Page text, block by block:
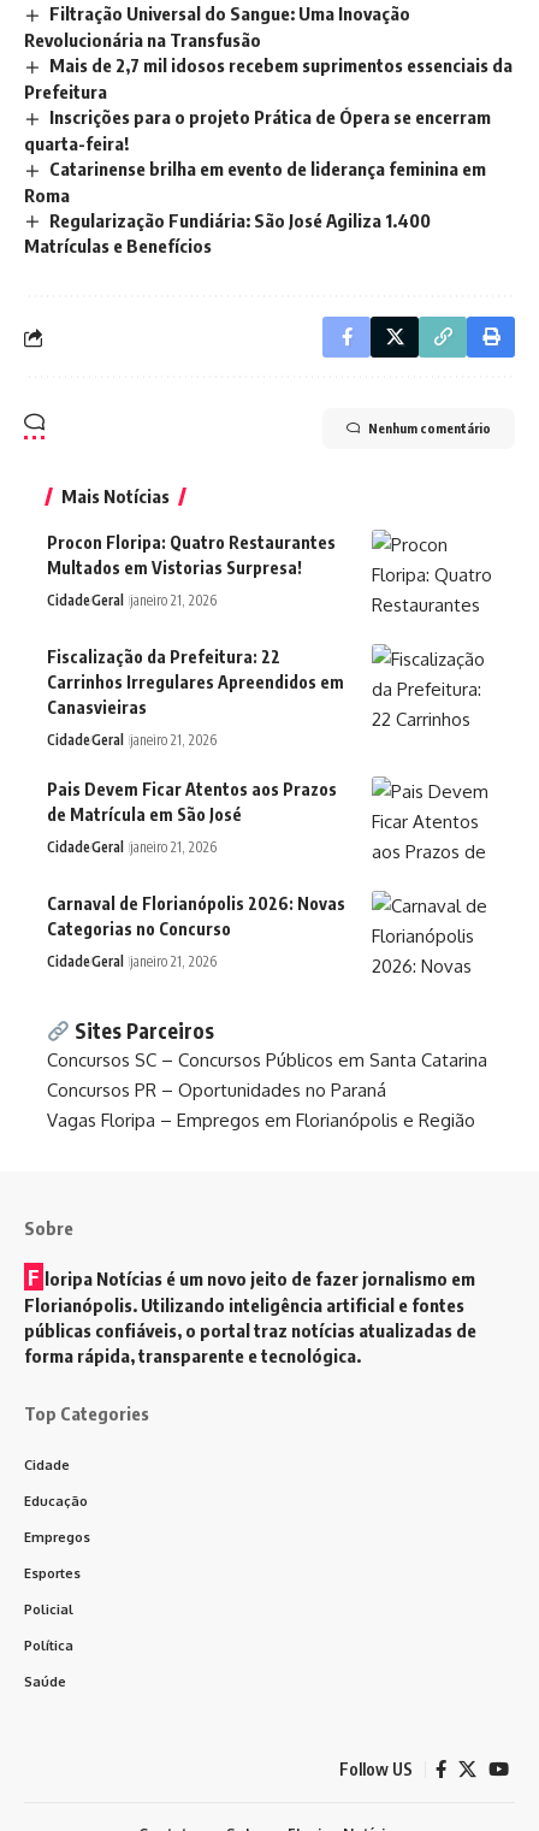
Filtração Universal do Sangue: Uma Inovação
Revolucionária na Transfusão
Mais de 2,7 mil idosos recebem suprimentos essenciais da
Prefeitura
Inscrições para o projeto Prática de Ópera se encerram
quarta-feira!
Catarinense brilha em evento de liderança feminina em
Roma
Regularização Fundiária: São José Agiliza 1.400
Matrículas e Benefícios
Nenhum comentário
Mais Notícias
Procon Floripa: Quatro Restaurantes
Multados em Vistorias Surpresa!
CidadeGeral janeiro 21, 2026
Fiscalização da Prefeitura: 22
Carrinhos Irregulares Apreendidos em
Canasvieiras
CidadeGeral janeiro 21, 2026
Pais Devem Ficar Atentos aos Prazos
de Matrícula em São José
CidadeGeral janeiro 21, 2026
Carnaval de Florianópolis 2026: Novas
Categorias no Concurso
CidadeGeral janeiro 21, 2026
Sites Parceiros
Concursos SC – Concursos Públicos em Santa Catarina
Concursos PR – Oportunidades no Paraná
Vagas Floripa – Empregos em Florianópolis e Região
Sobre
F loripa Notícias é um novo jeito de fazer jornalismo em
Florianópolis. Utilizando inteligência artificial e fontes
públicas confiáveis, o portal traz notícias atualizadas de
forma rápida, transparente e tecnológica.
Top Categories
Cidade
Educação
Empregos
Esportes
Policial
Política
Saúde
Follow US